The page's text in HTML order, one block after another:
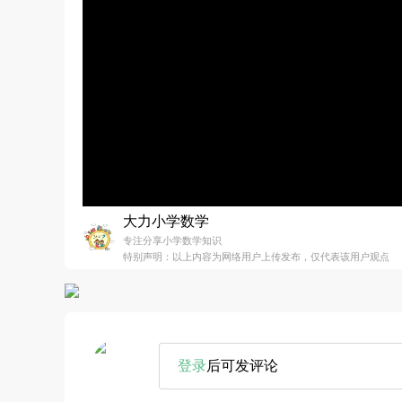
大力小学数学
专注分享小学数学知识
特别声明：以上内容为网络用户上传发布，仅代表该用户观点
登录后可发评论